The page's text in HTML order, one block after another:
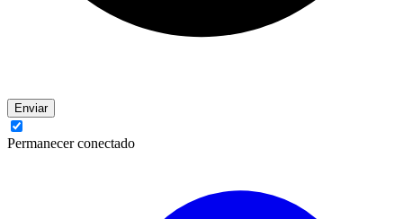
Enviar
Permanecer conectado